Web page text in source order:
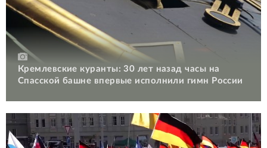
Кремлевские куранты: 30 лет назад часы на
Спасской башне впервые исполнили гимн России